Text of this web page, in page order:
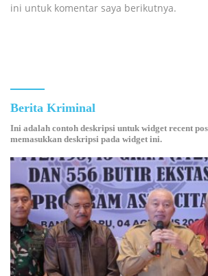
ini untuk komentar saya berikutnya.
Berita Kriminal
Ini adalah contoh deskripsi untuk widget recent
memasukkan deskripsi pada widget ini.